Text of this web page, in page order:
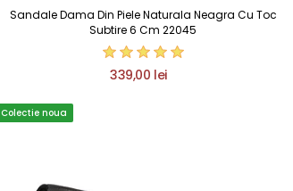
Sandale Dama Din Piele Naturala Neagra Cu Toc
Subtire 6 Cm 22045
339,00 lei
Colectie noua